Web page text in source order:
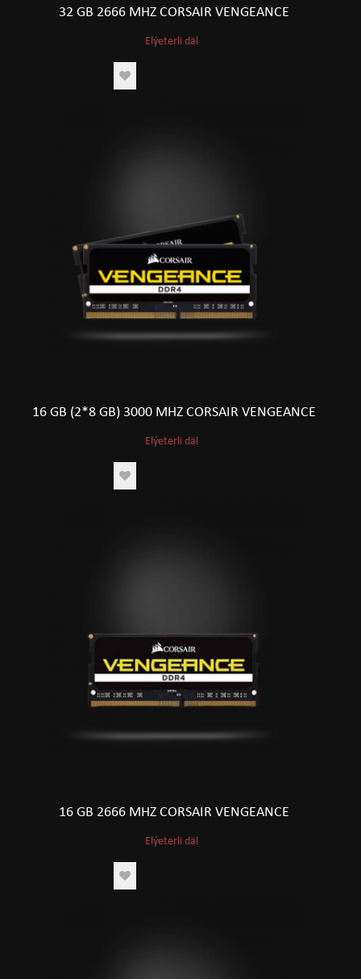
32 GB 2666 MHZ CORSAIR VENGEANCE
Elýeterli däl
16 GB (2*8 GB) 3000 MHZ CORSAIR VENGEANCE
Elýeterli däl
16 GB 2666 MHZ CORSAIR VENGEANCE
Elýeterli däl